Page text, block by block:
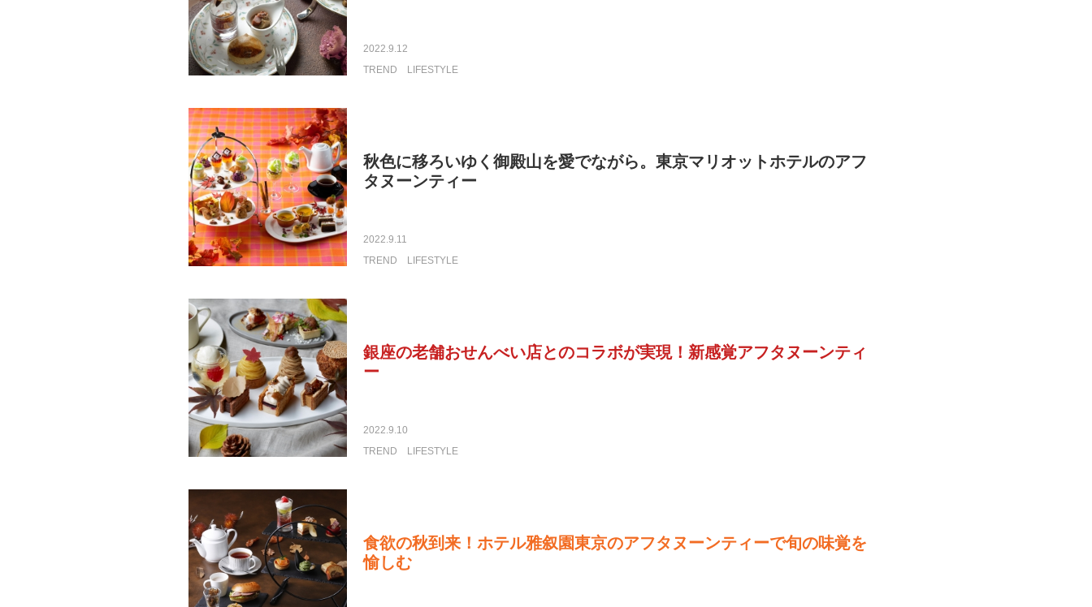
2022.9.12
TREND
LIFESTYLE
秋色に移ろいゆく御殿山を愛でながら。東京マリオットホテルのアフ
タヌーンティー
2022.9.11
TREND
LIFESTYLE
銀座の老舗おせんべい店とのコラボが実現！新感覚アフタヌーンティ
ー
2022.9.10
TREND
LIFESTYLE
食欲の秋到来！ホテル雅叙園東京のアフタヌーンティーで旬の味覚を
愉しむ